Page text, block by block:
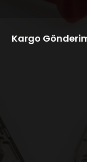
Kargo